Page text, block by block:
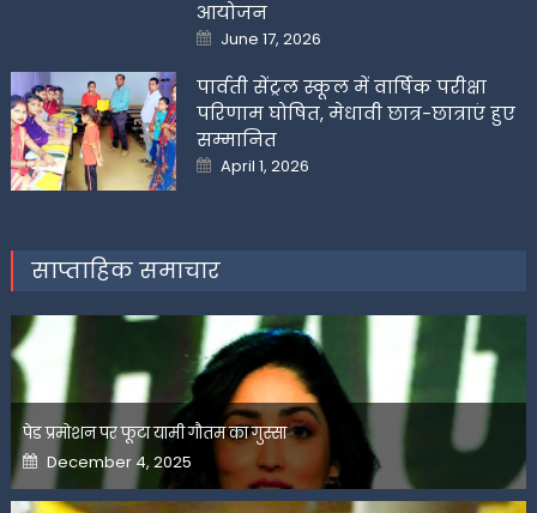
आयोजन
Posted
on
June 17, 2026
पार्वती सेंट्रल स्कूल में वार्षिक परीक्षा
परिणाम घोषित, मेधावी छात्र-छात्राएं हुए
सम्मानित
Posted
on
April 1, 2026
साप्ताहिक समाचार
पेड प्रमोशन पर फूटा यामी गौतम का गुस्सा
Posted
on
December 4, 2025